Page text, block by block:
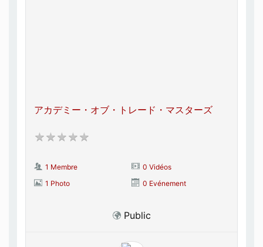
アカデミー・オブ・トレー​​ド・マスターズ
1 Membre
0 Vidéos
1 Photo
0 Evénement
Public